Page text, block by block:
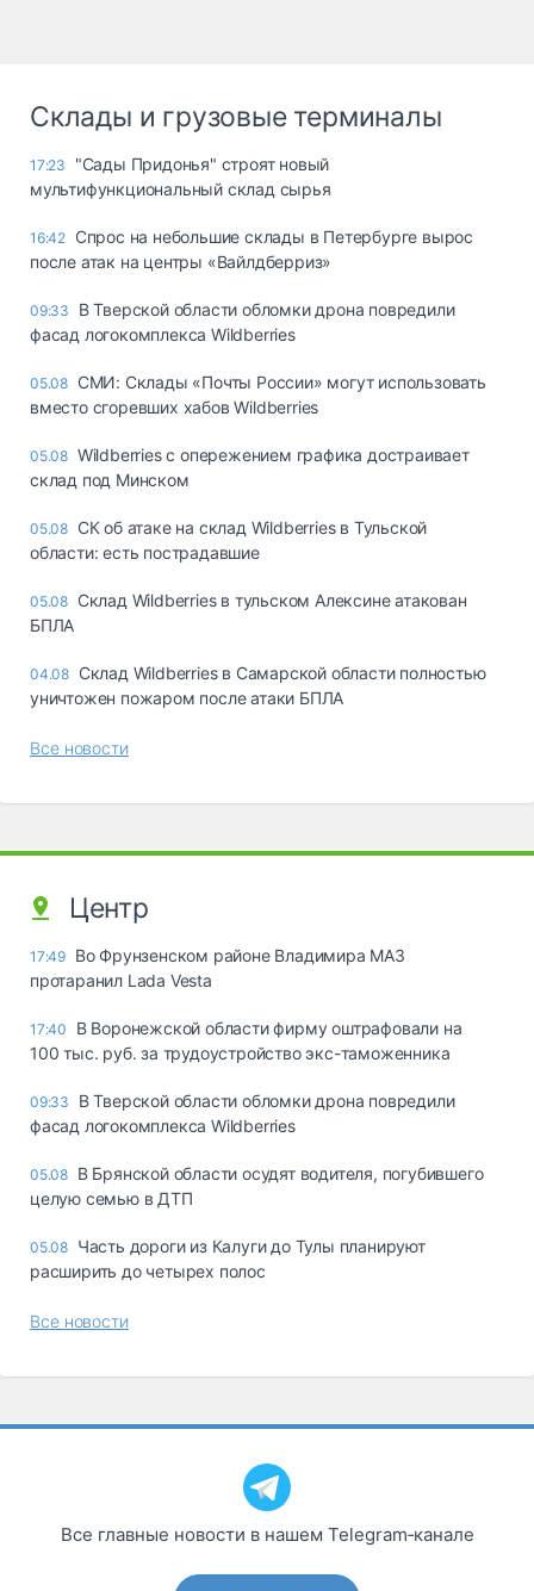
Склады и грузовые терминалы
17:23
"Сады Придонья" строят новый
мультифункциональный склад сырья
16:42 Спрос на небольшие склады в Петербурге вырос
после атак на центры «Вайлдберриз»
09:33
В Тверской области обломки дрона повредили
фасад логокомплекса Wildberries
05.08 СМИ: Склады «Почты России» могут использовать
вместо сгоревших хабов Wildberries
05.08 Wildberries с опережением графика достраивает
склад под Минском
05.08 СК об атаке на склад Wildberries в Тульской
области: есть пострадавшие
05.08 Склад Wildberries в тульском Алексине атакован
БПЛА
04.08 Склад Wildberries в Самарской области полностью
уничтожен пожаром после атаки БПЛА
Все новости
Центр
17:49 Во Фрунзенском районе Владимира МАЗ
протаранил Lada Vesta
17:40
В Воронежской области фирму оштрафовали на
100 тыс. руб. за трудоустройство экс-таможенника
09:33
В Тверской области обломки дрона повредили
фасад логокомплекса Wildberries
05.08 В Брянской области осудят водителя, погубившего
целую семью в ДТП
05.08 Часть дороги из Калуги до Тулы планируют
расширить до четырех полос
Все новости
Все главные новости в нашем Telegram‑канале